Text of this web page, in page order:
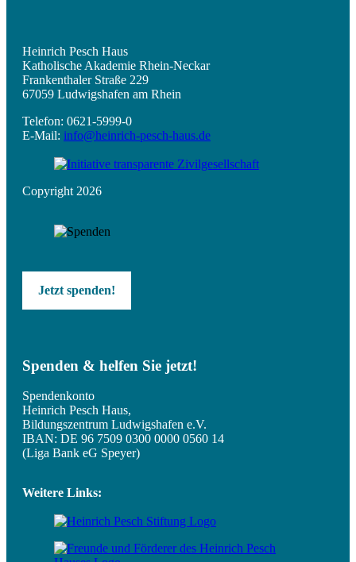
Heinrich Pesch Haus
Katholische Akademie Rhein-Neckar
Frankenthaler Straße 229
67059 Ludwigshafen am Rhein
Telefon: 0621-5999-0
E-Mail: info@heinrich-pesch-haus.de
Copyright 2026
Jetzt spenden!
Spenden & helfen Sie jetzt!
Spendenkonto
Heinrich Pesch Haus,
Bildungszentrum Ludwigshafen e.V.
IBAN: DE 96 7509 0300 0000 0560 14
(Liga Bank eG Speyer)
Weitere Links: